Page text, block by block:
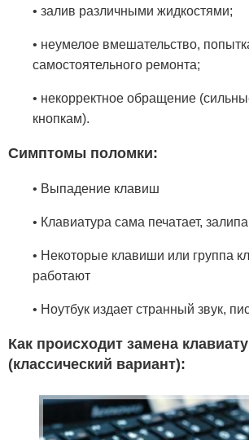
• залив различными жидкостями;
• неумелое вмешательство,
самостоятельного ремонта;
• некорректное обращение
кнопкам).
Симптомы поломки:
• Выпадение клавиш
• Клавиатура сама печатает,
• Некоторые клавиши или группа
работают
• Ноутбук издает странный звук,
Как происходит замена
(классический вариант):